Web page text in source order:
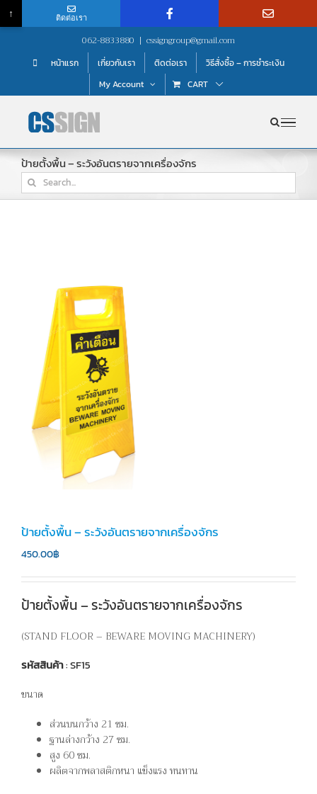
content
062-8833880 | cssigngroup@gmail.com
หน้าแรก เกี่ยวกับเรา ติดต่อเรา
วิธีสั่งซื้อ – การชำระเงิน
My Account
CART
ป้ายตั้งพื้น – ระวังอันตรายจากเครื่องจักร
Search
for:
ป้ายตั้งพื้น – ระวังอันตรายจากเครื่องจักร
450.00฿
ป้ายตั้งพื้น – ระวังอันตรายจากเครื่องจักร
(STAND FLOOR– BEWARE MOVING MACHINERY)
รหัสสินค้า: SF15
ขนาด
ส่วนบนกว้าง 21 ซม.
ฐานล่างกว้าง 27 ซม.
สูง 60 ซม.
ผลิตจากพลาสติกหนา แข็งแรง ทนทาน
↑ ติดต่อเรา